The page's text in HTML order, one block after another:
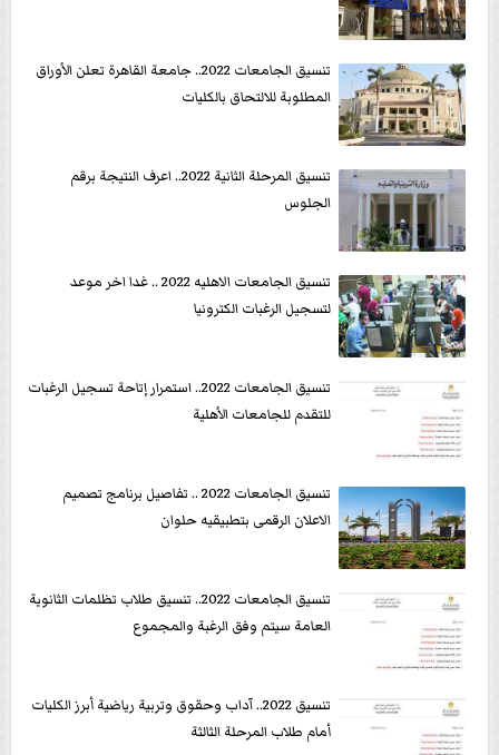
تنسيق الجامعات 2022.. جامعة القاهرة تعلن الأوراق
المطلوبة للالتحاق بالكليات
تنسيق المرحلة الثانية 2022.. اعرف النتيجة برقم
الجلوس
تنسيق الجامعات الاهليه 2022 .. غدا اخر موعد
لتسجيل الرغبات الكترونيا
تنسيق الجامعات 2022.. استمرار إتاحة تسجيل الرغبات
للتقدم للجامعات الأهلية
تنسيق الجامعات 2022 .. تفاصيل برنامج تصميم
الاعلان الرقمى بتطبيقيه حلوان
تنسيق الجامعات 2022.. تنسيق طلاب تظلمات الثانوية
العامة سيتم وفق الرغبة والمجموع
تنسيق 2022.. آداب وحقوق وتربية رياضية أبرز الكليات
أمام طلاب المرحلة الثالثة